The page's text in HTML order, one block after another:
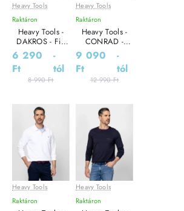
Leárazás
Heavy Tools
Raktáron
Heavy Tools -
DAKROS - Fiú
póló
6 290
Ft
-
tól
8 990 Ft
Leárazás
Heavy Tools
Raktáron
Heavy Tools -
CONRAD -
Galléros Férfi
póló
9 090
Ft
-
tól
12 990 Ft
Leárazás
Heavy Tools
Raktáron
Leárazás
Heavy Tools
Raktáron